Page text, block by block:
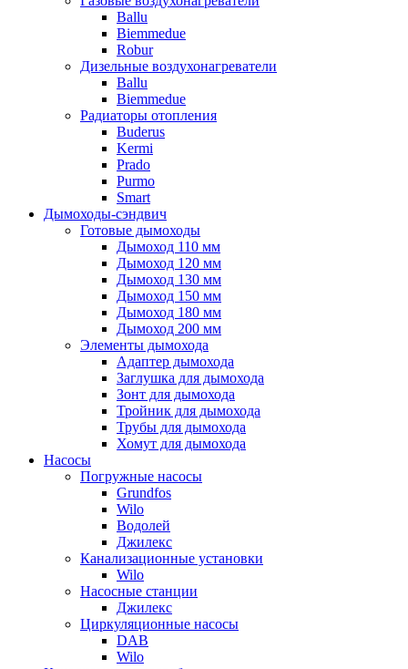
Ballu
Biemmedue
Robur
Дизельные воздухонагреватели
Ballu
Biemmedue
Радиаторы отопления
Buderus
Kermi
Prado
Purmo
Smart
Дымоходы-сэндвич
Готовые дымоходы
Дымоход 110 мм
Дымоход 120 мм
Дымоход 130 мм
Дымоход 150 мм
Дымоход 180 мм
Дымоход 200 мм
Элементы дымохода
Адаптер дымохода
Заглушка для дымохода
Зонт для дымохода
Тройник для дымохода
Трубы для дымохода
Хомут для дымохода
Насосы
Погружные насосы
Grundfos
Wilo
Водолей
Джилекс
Канализационные установки
Wilo
Насосные станции
Джилекс
Циркуляционные насосы
DAB
Wilo